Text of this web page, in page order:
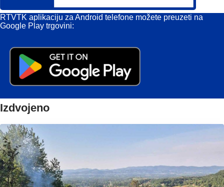
RTVTK aplikaciju za Android telefone možete preuzeti na
Google Play trgovini:
Izdvojeno